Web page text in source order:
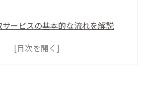
サービスの基本的な流れを解説
町での出張買取が選ばれる理由